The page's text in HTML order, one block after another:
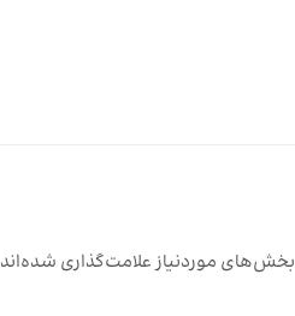
بخش‌های موردنیاز علامت‌گذاری شده‌اند